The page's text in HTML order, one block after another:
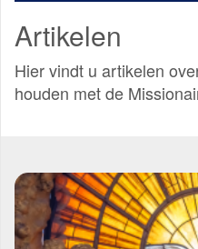
Artikelen
Hier vindt u artikelen
houden met de